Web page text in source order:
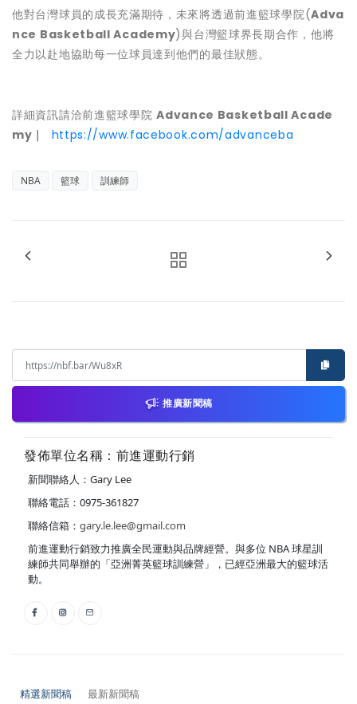
他對台灣球員的成長充滿期待，未來將透過前進籃球學院(Adva
nce Basketball Academy)與台灣籃球界長期合作，他將
全力以赴地協助每一位球員達到他們的最佳狀態。
詳細資訊請洽前進籃球學院Advance Basketball Acade
my｜
https://www.facebook.com/advanceba
NBA 籃球 訓練師
推廣新聞稿
發佈單位名稱：前進運動行銷
新聞聯絡人：Gary Lee
聯絡電話：0975-361827
聯絡信箱： gary.le.lee@gmail.com
前進運動行銷致力推廣全民運動與品牌經營。與多位 NBA 球星訓
練師共同舉辦的「亞洲菁英籃球訓練營」，已經亞洲最大的籃球活
動。
精選新聞稿 最新新聞稿